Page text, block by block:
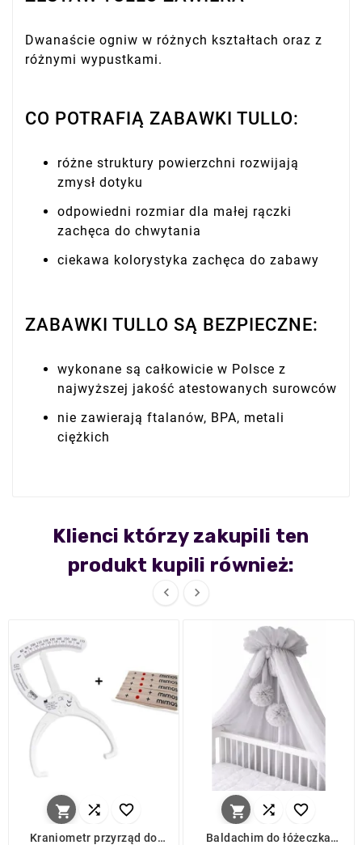
Dwanaście ogniw w różnych kształtach oraz z
różnymi wypustkami.
CO POTRAFIĄ ZABAWKI TULLO:
różne struktury powierzchni rozwijają
zmysł dotyku
odpowiedni rozmiar dla małej rączki
zachęca do chwytania
ciekawa kolorystyka zachęca do zabawy
ZABAWKI TULLO SĄ BEZPIECZNE:
wykonane są całkowicie w Polsce z
najwyższej jakość atestowanych surowców
nie zawierają ftalanów, BPA, metali
ciężkich
Klienci którzy zakupili ten
produkt kupili również:
 
  
Kraniometr przyrząd do
  
Baldachim do łóżeczka